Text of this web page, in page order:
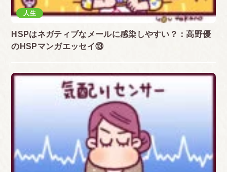
人生
HSPはネガティブなメールに感染しやすい？：高野優
のHSPマンガエッセイ⑬